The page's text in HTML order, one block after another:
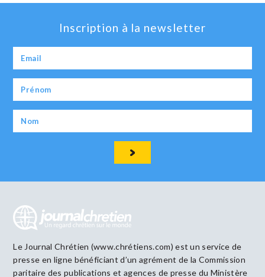
Inscription à la newsletter
Le Journal Chrétien (www.chrétiens.com) est un service de
presse en ligne bénéficiant d’un agrément de la Commission
paritaire des publications et agences de presse du Ministère